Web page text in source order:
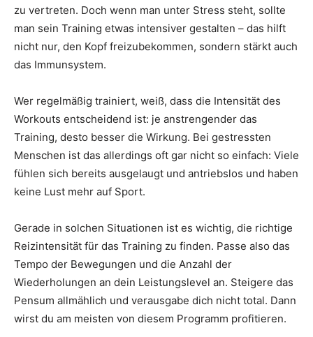
zu vertreten. Doch wenn man unter Stress steht, sollte
man sein Training etwas intensiver gestalten – das hilft
nicht nur, den Kopf freizubekommen, sondern stärkt auch
das Immunsystem.
Wer regelmäßig trainiert, weiß, dass die Intensität des
Workouts entscheidend ist: je anstrengender das
Training, desto besser die Wirkung. Bei gestressten
Menschen ist das allerdings oft gar nicht so einfach: Viele
fühlen sich bereits ausgelaugt und antriebslos und haben
keine Lust mehr auf Sport.
Gerade in solchen Situationen ist es wichtig, die richtige
Reizintensität für das Training zu finden. Passe also das
Tempo der Bewegungen und die Anzahl der
Wiederholungen an dein Leistungslevel an. Steigere das
Pensum allmählich und verausgabe dich nicht total. Dann
wirst du am meisten von diesem Programm profitieren.